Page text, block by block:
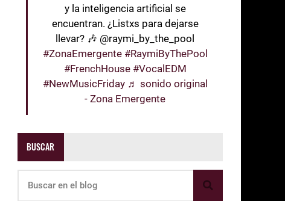
y la inteligencia artificial se
encuentran. ¿Listxs para dejarse
llevar? 🎶 @raymi_by_the_pool
#ZonaEmergente #RaymiByThePool
#FrenchHouse #VocalEDM
#NewMusicFriday ♬ sonido original
- Zona Emergente
BUSCAR